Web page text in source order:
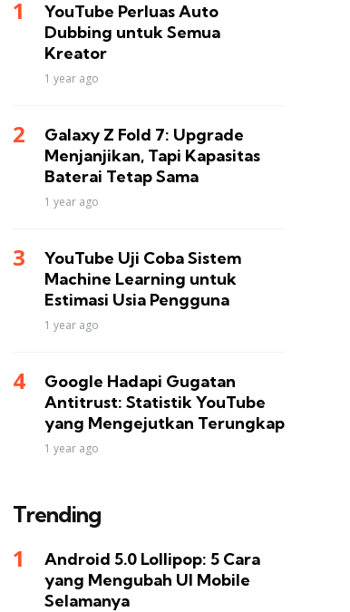
YouTube Perluas Auto
Dubbing untuk Semua
Kreator
1 year ago
Galaxy Z Fold 7: Upgrade
Menjanjikan, Tapi Kapasitas
Baterai Tetap Sama
1 year ago
YouTube Uji Coba Sistem
Machine Learning untuk
Estimasi Usia Pengguna
1 year ago
Google Hadapi Gugatan
Antitrust: Statistik YouTube
yang Mengejutkan Terungkap
1 year ago
Trending
Android 5.0 Lollipop: 5 Cara
yang Mengubah UI Mobile
Selamanya